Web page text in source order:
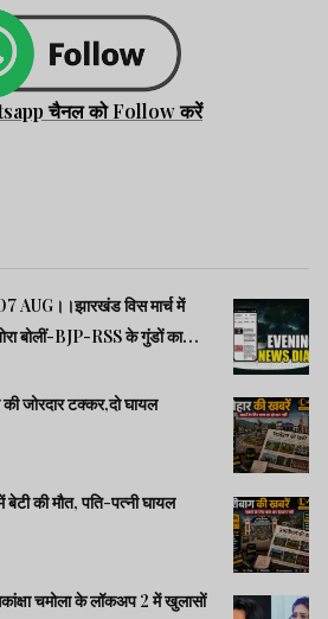
चैनल को Follow करें
विस मार्च में
बोलीं-BJP-RSS के गुंडों का
को समझना चाहती सरकार:
की उम्मीद।।40 साल बाद बोफोर्स
जोरदार टक्‍कर,दो घायल
की मौत, पति-पत्नी घायल
लॉकअप 2 में खुलासों